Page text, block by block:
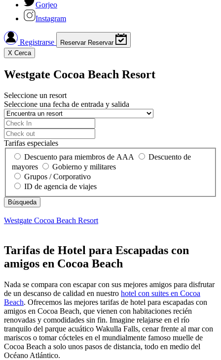
Gorjeo
Instagram
Registrarse Reservar Reservar
X Cerca
Westgate Cocoa Beach Resort
Seleccione un resort
Seleccione una fecha de entrada y salida
Tarifas especiales
Descuento para miembros de AAA
Descuento de
mayores
Gobierno y militares
Grupos / Corporativo
ID de agencia de viajes
Westgate Cocoa Beach Resort
Tarifas de Hotel para Escapadas con
amigos en Cocoa Beach
Nada se compara con escapar con sus mejores amigos para disfrutar
de un descanso de calidad en nuestro hotel con suites en Cocoa
Beach. Ofrecemos las mejores tarifas de hotel para escapadas con
amigos en Cocoa Beach, que vienen con habitaciones recién
renovadas y comodidades sin fin. Imagine relajarse en el río
tranquilo del parque acuático Wakulla Falls, cenar frente al mar con
mariscos o tomar cócteles en el mundialmente famoso muelle de
Cocoa Beach a solo unos pasos de distancia, todo en medio del
Océano Atlántico.